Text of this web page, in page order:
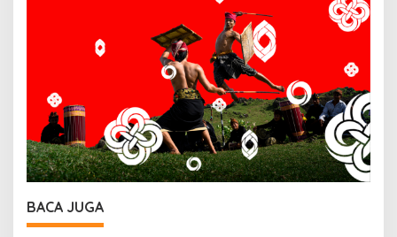
BACA JUGA